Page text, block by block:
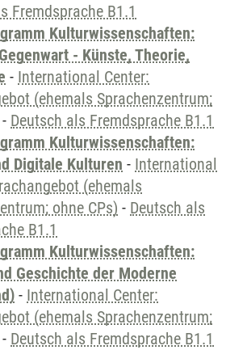
Fremdsprache B1.1
Kulturwissenschaften:
- Künste, Theorie,
- International Center:
(ehemals Sprachenzentrum;
- Deutsch als Fremdsprache B1.1
Kulturwissenschaften:
Digitale Kulturen - International
(ehemals
ohne CPs) - Deutsch als
B1.1
Kulturwissenschaften:
Geschichte der Moderne
- International Center:
(ehemals Sprachenzentrum;
- Deutsch als Fremdsprache B1.1